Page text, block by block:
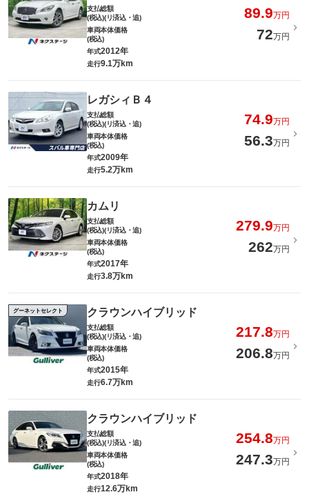
支払総額
(税込)(リ済込・追)
89.9万円
車両本体価格
(税込)
72万円
年式2012年
走行9.1万km
レガシィＢ４
支払総額
(税込)(リ済込・追)
74.9万円
車両本体価格
(税込)
56.3万円
年式2009年
走行5.2万km
カムリ
支払総額
(税込)(リ済込・追)
279.9万円
車両本体価格
(税込)
262万円
年式2017年
走行3.8万km
グーネットセレクト クラウンハイブリッド
支払総額
(税込)(リ済込・追)
217.8万円
車両本体価格
(税込)
206.8万円
年式2015年
走行6.7万km
クラウンハイブリッド
支払総額
(税込)(リ済込・追)
254.8万円
車両本体価格
(税込)
247.3万円
年式2018年
走行12.6万km